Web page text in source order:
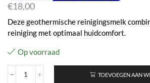
€18,00
Deze geothermische reinigingsmelk
reiniging met optimaal huidcomfort.
Op voorraad
Geothermal
TOEVOEGEN AAN